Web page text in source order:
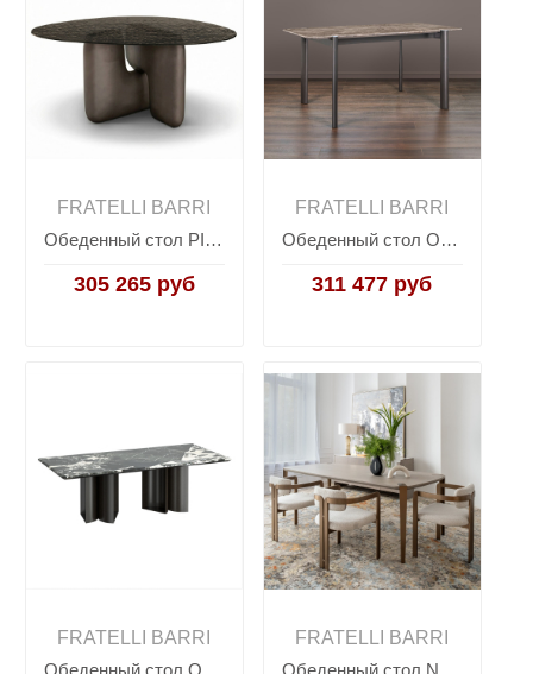
FRATELLI BARRI
Обеденный стол PIRRI, FRATELLI BARRI
305 265 руб
FRATELLI BARRI
Обеденный стол OLBIA, FRATELLI BARRI
311 477 руб
FRATELLI BARRI
FRATELLI BARRI